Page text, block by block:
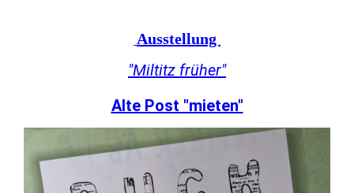
Ausstellung
"Miltitz früher"
Alte Post "mieten"